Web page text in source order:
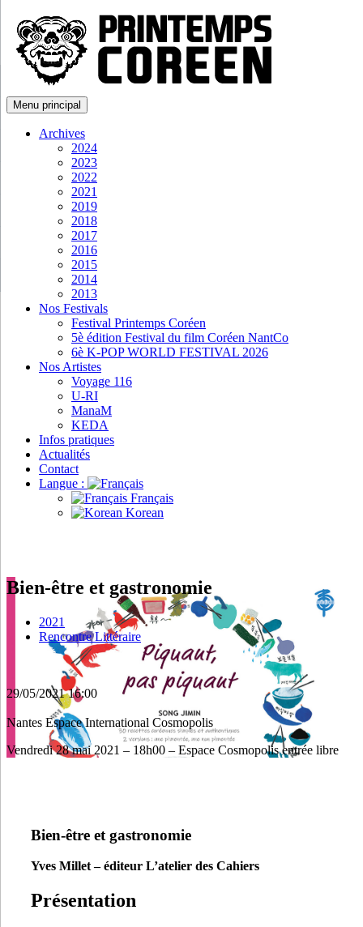
Menu principal
Archives
2024
2023
2022
2021
2019
2018
2017
2016
2015
2014
2013
Nos Festivals
Festival Printemps Coréen
5è édition Festival du film Coréen NantCo
6è K-POP WORLD FESTIVAL 2026
Nos Artistes
Voyage 116
U-RI
ManaM
KEDA
Infos pratiques
Actualités
Contact
Langue :
Français
Korean
Bien-être et gastronomie
2021
Rencontre Littéraire
29/05/2021 16:00
Nantes Espace International Cosmopolis
Vendredi 28 mai 2021 – 18h00 – Espace Cosmopolis entrée libre
Bien-être et gastronomie
Yves Millet – éditeur L’atelier des Cahiers
Présentation